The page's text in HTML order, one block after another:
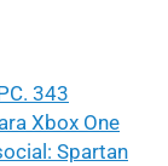
343
Xbox One
Spartan